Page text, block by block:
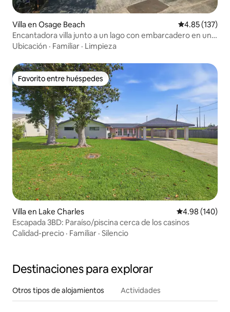
Villa en Osage Beach Calificación
4.85 (137)
Encantadora villa junto a un lago con embarcadero en una
cala tranquila
Ubicación · Familiar · Limpieza
Favorito entre huéspedes
Favorito entre huéspedes
Villa en Lake Charles Calificación
4.98 (140)
Escapada 3BD: Paraíso/piscina cerca de los casinos
Calidad-precio · Familiar · Silencio
Destinaciones para explorar
Otros tipos de alojamientos Actividades